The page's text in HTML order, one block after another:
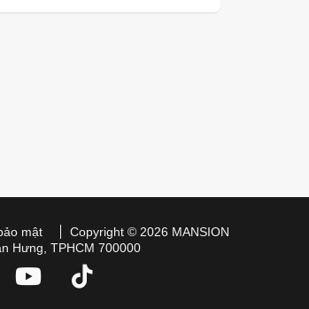
mật
Copyright © 2026 MANSION
Hưng, TPHCM 700000